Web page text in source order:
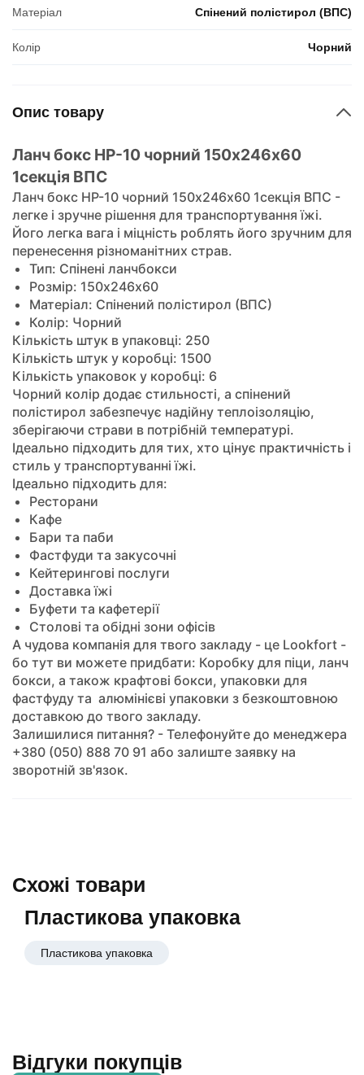
Матеріал Спінений полістирол (ВПС)
Колір Чорний
Опис товару
Ланч бокс HP-10 чорний 150х246х60
1секція ВПС
Ланч бокс HP-10 чорний 150х246х60 1секція ВПС -
легке і зручне рішення для транспортування їжі.
Його легка вага і міцність роблять його зручним для
перенесення різноманітних страв.
Тип: Спінені ланчбокси
Розмір: 150х246х60
Матеріал: Спінений полістирол (ВПС)
Колір: Чорний
Кількість штук в упаковці: 250
Кількість штук у коробці: 1500
Кількість упаковок у коробці: 6
Чорний колір додає стильності, а спінений
полістирол забезпечує надійну теплоізоляцію,
зберігаючи страви в потрібній температурі.
Ідеально підходить для тих, хто цінує практичність і
стиль у транспортуванні їжі.
Ідеально підходить для:
Ресторани
Кафе
Бари та паби
Фастфуди та закусочні
Кейтерингові послуги
Доставка їжі
Буфети та кафетерії
Столові та обідні зони офісів
А чудова компанія для твого закладу - це Lookfort -
бо тут ви можете придбати: Коробку для піци, ланч
бокси, а також крафтові бокси, упаковки для
фастфуду та алюмінієві упаковки з безкоштовною
доставкою до твого закладу.
Залишилися питання? - Телефонуйте до менеджера
+380 (050) 888 70 91 або залиште заявку на
зворотній зв'язок.
Схожі товари
Пластикова упаковка
Пластикова упаковка
Відгуки покупців